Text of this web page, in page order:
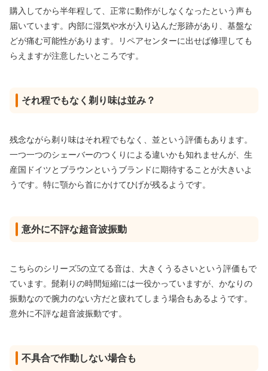
購入してから半年程して、正常に動作がしなくなったという声も
届いています。内部に湿気や水が入り込んだ形跡があり、基盤な
どが痛む可能性があります。リペアセンターに出せば修理しても
らえますが注意したいところです。
それ程でもなく剃り味は並み？
残念ながら剃り味はそれ程でもなく、並という評価もあります。
一つ一つのシェーバーのつくりによる違いかも知れませんが、生
産国ドイツとブラウンというブランドに期待することが大きいよ
うです。特に顎から首にかけてひげが残るようです。
意外に不評な超音波振動
こちらのシリーズ5の立てる音は、大きくうるさいという評価もで
ています。髭剃りの時間短縮には一役かっていますが、かなりの
振動なので腕力のない方だと疲れてしまう場合もあるようです。
意外に不評な超音波振動です。
不具合で作動しない場合も